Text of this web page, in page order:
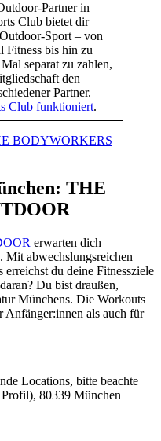
Partner in
Club bietet dir
Sport – von
Fitness bis hin zu
separat zu zahlen,
den
Partner.
Club funktioniert.
THE
erwarten dich
Mit abwechslungsreichen
du deine Fitnessziele
Du bist draußen,
Münchens. Die Workouts
Anfänger:innen als auch für
Locations, bitte beachte
80339 München